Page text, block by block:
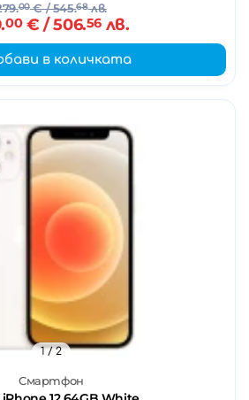
00€/ 545.68лв.
00€ / 506.56лв.
в количката
Смартфон
1/ 2